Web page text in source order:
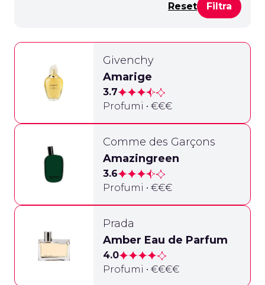
Reset
Givenchy
Amarige
3.7
Profumi • €€€
Comme des Garçons
Amazingreen
3.6
Profumi • €€€
Prada
Amber Eau de Parfum
4.0
Profumi • €€€€